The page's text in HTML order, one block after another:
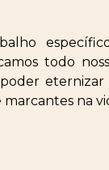
todo
eternizar
na